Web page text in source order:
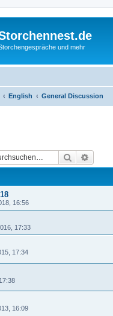
und mehr
English General Discussion
Suche
16:56
17:33
17:34
16:09